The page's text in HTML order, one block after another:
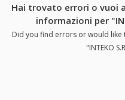
Hai trovato errori o vuoi
informazioni per
Did you find errors or would
"INTEKO